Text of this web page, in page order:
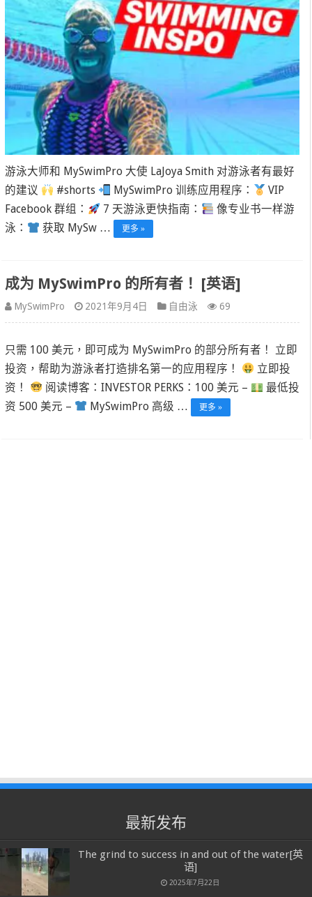
游泳大师和 MySwimPro 大使 LaJoya Smith 对游泳者有最好
的建议
#shorts MySwimPro 训练应用程序：
VIP
Facebook 群组：
7 天游泳更快指南：
像专业书一样游
泳：
获取 MySw … 更多 »
成为 MySwimPro 的所有者！ [英语]
MySwimPro 2021年9月4日 自由泳 69
只需 100 美元，即可成为 MySwimPro 的部分所有者！ 立即
投资，帮助为游泳者打造排名第一的应用程序！
立即投
资！
阅读博客：INVESTOR PERKS：100 美元 –
最低投
资 500 美元 –
MySwimPro 高级 … 更多 »
最新发布
The grind to success in and out of the water[英
语]
2025年7月22日